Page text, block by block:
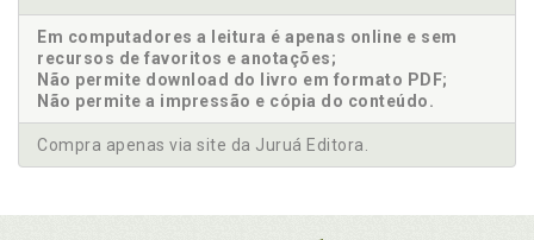
Em computadores a leitura é apenas online e sem
recursos de favoritos e anotações;
Não permite download do livro em formato PDF;
Não permite a impressão e cópia do conteúdo.
Compra apenas via site da Juruá Editora.